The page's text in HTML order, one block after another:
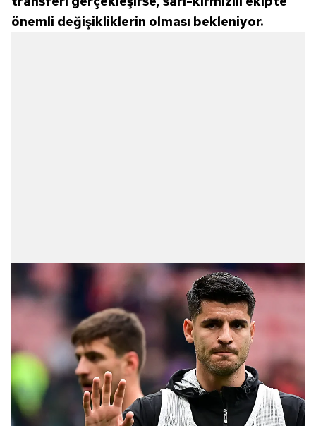
önemli değişikliklerin olması bekleniyor.